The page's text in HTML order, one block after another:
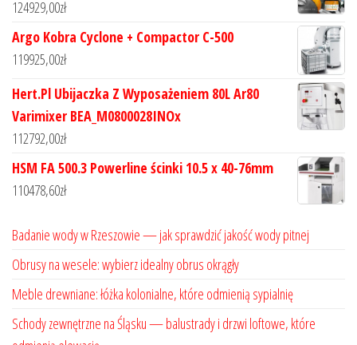
124929,00zł
Argo Kobra Cyclone + Compactor C-500
119925,00zł
Hert.Pl Ubijaczka Z Wyposażeniem 80L Ar80
Varimixer BEA_M0800028INOx
112792,00zł
HSM FA 500.3 Powerline ścinki 10.5 x 40-76mm
110478,60zł
Badanie wody w Rzeszowie — jak sprawdzić jakość wody pitnej
Obrusy na wesele: wybierz idealny obrus okrągły
Meble drewniane: łóżka kolonialne, które odmienią sypialnię
Schody zewnętrzne na Śląsku — balustrady i drzwi loftowe, które